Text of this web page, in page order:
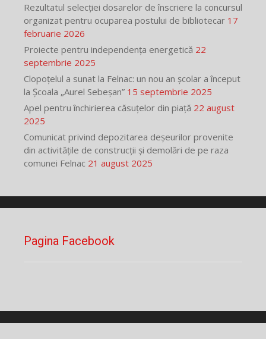
Rezultatul selecției dosarelor de înscriere la concursul
organizat pentru ocuparea postului de bibliotecar 17
februarie 2026
Proiecte pentru independența energetică 22
septembrie 2025
Clopoțelul a sunat la Felnac: un nou an școlar a început
la Școala „Aurel Sebeșan” 15 septembrie 2025
Apel pentru închirierea căsuțelor din piață 22 august
2025
Comunicat privind depozitarea deșeurilor provenite
din activitățile de construcții și demolări de pe raza
comunei Felnac 21 august 2025
Pagina Facebook